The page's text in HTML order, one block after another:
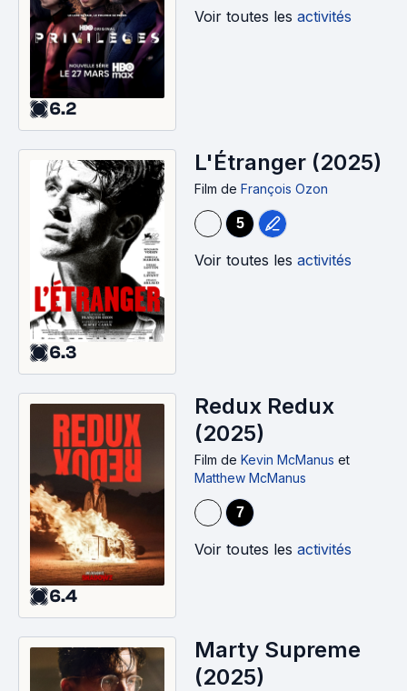
6.2
Voir toutes les activités
6.3
L'Étranger (2025)
Film de François Ozon
5
Voir toutes les activités
6.4
Redux Redux
(2025)
Film de Kevin McManus et
Matthew McManus
7
Voir toutes les activités
Marty Supreme
(2025)